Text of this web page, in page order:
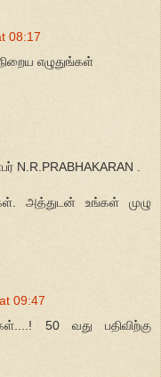
08:17
எழுதுங்கள்
N.R.PRABHAKARAN .
அத்துடன் உங்கள் முழு
09:47
50 வது பதிவிற்கு